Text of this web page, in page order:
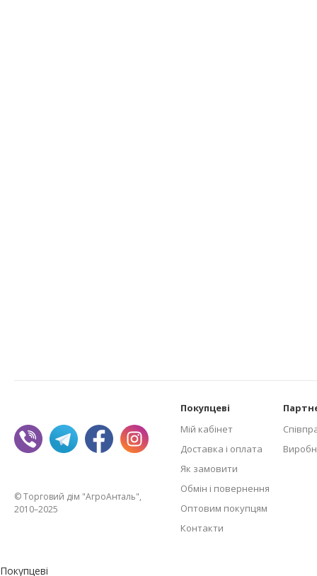
© Торговий дім "АгроАнталь",
2010–2025
Покупцеві
Мій кабінет
Доставка і оплата
Як замовити
Обмін і повернення
Оптовим покупцям
Контакти
Покупцеві